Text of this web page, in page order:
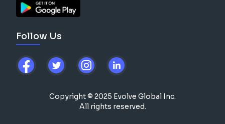
Follow Us
Copyright © 2025 Evolve Global Inc.
All rights reserved.